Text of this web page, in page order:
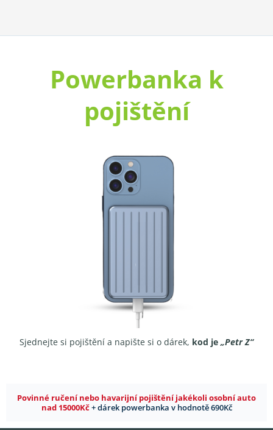
Powerbanka k
pojištění
Sjednejte si pojištění a napište si o dárek, kod je „Petr Z“
Povinné ručení nebo havarijní pojištění jakékoli osobní auto
nad 15000Kč+ dárek powerbanka v hodnotě 690Kč